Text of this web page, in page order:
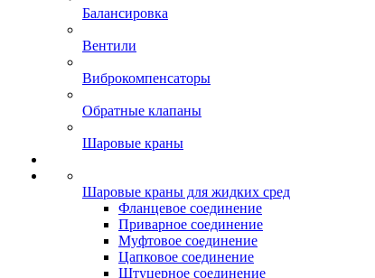
Балансировка
Вентили
Виброкомпенсаторы
Обратные клапаны
Шаровые краны
Шаровые краны для жидких сред
Фланцевое соединение
Приварное соединение
Муфтовое соединение
Цапковое соединение
Штуцерное соединение